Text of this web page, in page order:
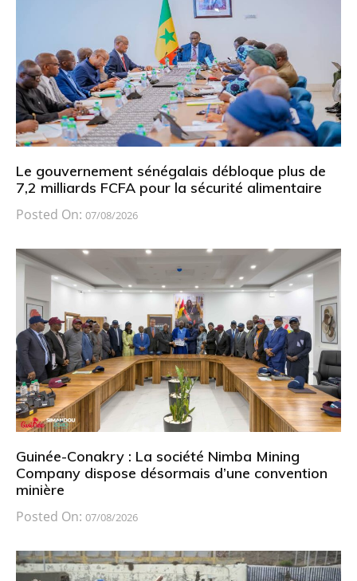
Le gouvernement sénégalais débloque plus de
7,2 milliards FCFA pour la sécurité alimentaire
Posted On: 07/08/2026
Guinée-Conakry : La société Nimba Mining
Company dispose désormais d’une convention
minière
Posted On: 07/08/2026